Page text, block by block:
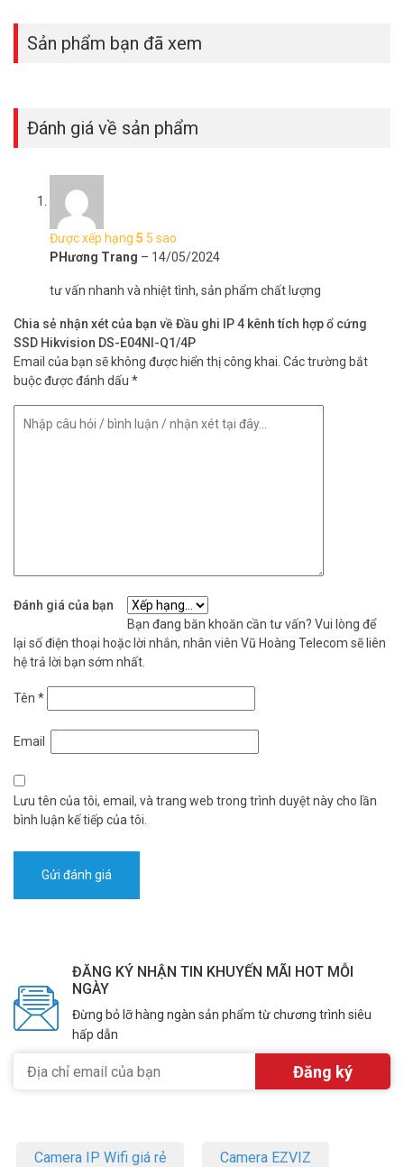
Sản phẩm bạn đã xem
Đánh giá về sản phẩm
Được xếp hạng 5 5 sao
PHương Trang – 14/05/2024
tư vấn nhanh và nhiệt tình, sản phẩm chất lượng
Chia sẻ nhận xét của bạn về Đầu ghi IP 4 kênh tích hợp ổ cứng
SSD Hikvision DS-E04NI-Q1/4P
Email của bạn sẽ không được hiển thị công khai. Các trường bắt
buộc được đánh dấu *
Đánh giá của bạn
Bạn đang băn khoăn cần tư vấn? Vui lòng để
lại số điện thoại hoặc lời nhắn, nhân viên Vũ Hoàng Telecom sẽ liên
hệ trả lời bạn sớm nhất.
Tên *
Email
Lưu tên của tôi, email, và trang web trong trình duyệt này cho lần
bình luận kế tiếp của tôi.
ĐĂNG KÝ NHẬN TIN KHUYẾN MÃI HOT MỖI
NGÀY
Đừng bỏ lỡ hàng ngàn sản phẩm từ chương trình siêu
hấp dẫn
Camera IP Wifi giá rẻ Camera EZVIZ